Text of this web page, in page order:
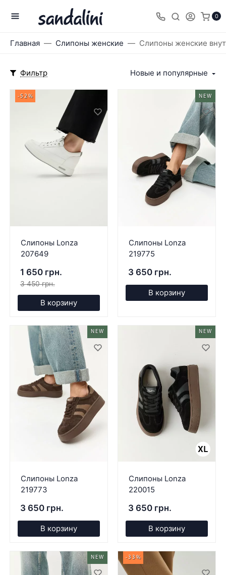
0
Главная Слипоны женские Слипоны женские
Фильтр Новые и популярные
-52%
Слипоны Lonza
207649
1 650 грн.
3 450 грн.
В корзину
NEW
Слипоны Lonza
219775
3 650 грн.
В корзину
NEW
Слипоны Lonza
219773
3 650 грн.
В корзину
NEW
Слипоны Lonza
220015
3 650 грн.
В корзину
NEW -33%